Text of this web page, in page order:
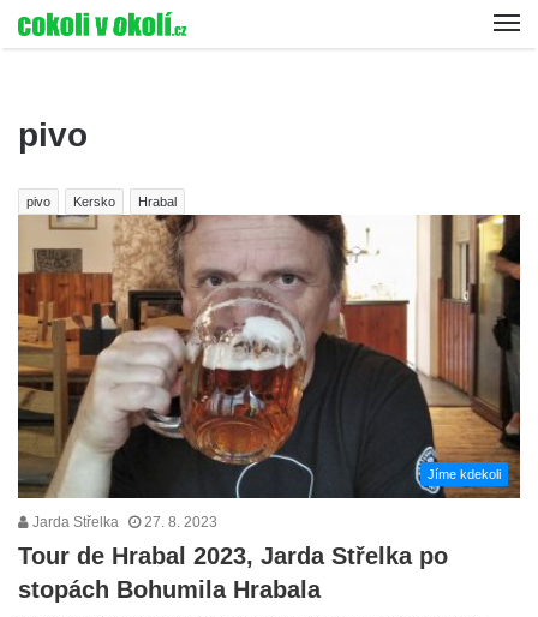
pivo
pivo Kersko Hrabal
Jíme kdekoli
Jarda Střelka 27. 8. 2023
Tour de Hrabal 2023, Jarda Střelka po
stopách Bohumila Hrabala